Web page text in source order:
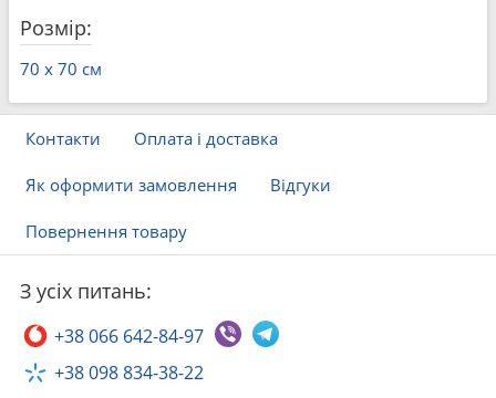
Розмір:
70 x 70 см
Контакти Оплата і доставка
Як оформити замовлення Відгуки
Повернення товару
З усіх питань:
+38 066 642-84-97
+38 098 834-38-22